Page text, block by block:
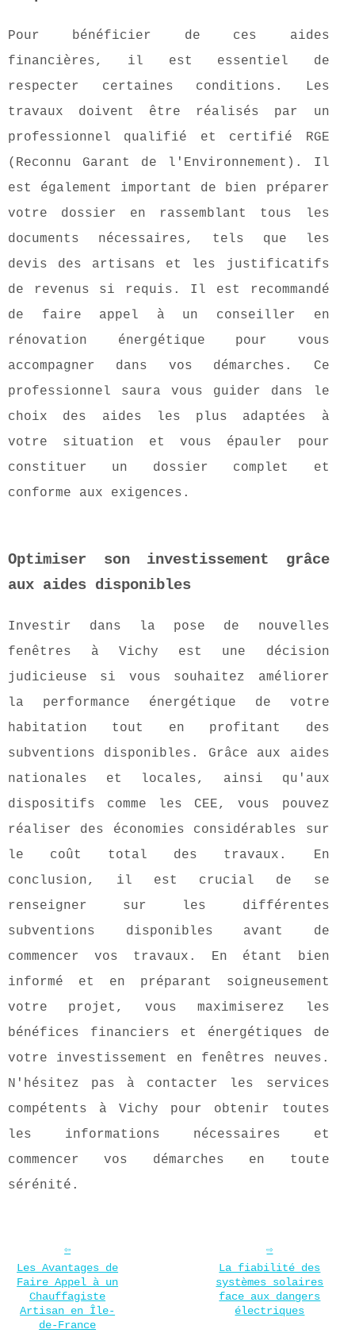
Pour bénéficier de ces aides
financières, il est essentiel de
respecter certaines conditions. Les
travaux doivent être réalisés par un
professionnel qualifié et certifié RGE
(Reconnu Garant de l'Environnement). Il
est également important de bien préparer
votre dossier en rassemblant tous les
documents nécessaires, tels que les
devis des artisans et les justificatifs
de revenus si requis. Il est recommandé
de faire appel à un conseiller en
rénovation énergétique pour vous
accompagner dans vos démarches. Ce
professionnel saura vous guider dans le
choix des aides les plus adaptées à
votre situation et vous épauler pour
constituer un dossier complet et
conforme aux exigences.
Optimiser son investissement grâce
aux aides disponibles
Investir dans la pose de nouvelles
fenêtres à Vichy est une décision
judicieuse si vous souhaitez améliorer
la performance énergétique de votre
habitation tout en profitant des
subventions disponibles. Grâce aux aides
nationales et locales, ainsi qu'aux
dispositifs comme les CEE, vous pouvez
réaliser des économies considérables sur
le coût total des travaux. En
conclusion, il est crucial de se
renseigner sur les différentes
subventions disponibles avant de
commencer vos travaux. En étant bien
informé et en préparant soigneusement
votre projet, vous maximiserez les
bénéfices financiers et énergétiques de
votre investissement en fenêtres neuves.
N'hésitez pas à contacter les services
compétents à Vichy pour obtenir toutes
les informations nécessaires et
commencer vos démarches en toute
sérénité.
Les Avantages de
Faire Appel à un
Chauffagiste
Artisan en Île-
de-France
La fiabilité des
systèmes solaires
face aux dangers
électriques